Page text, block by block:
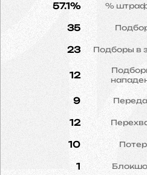
57.1% %
35
23 Подборы в
12
9
12
10
1